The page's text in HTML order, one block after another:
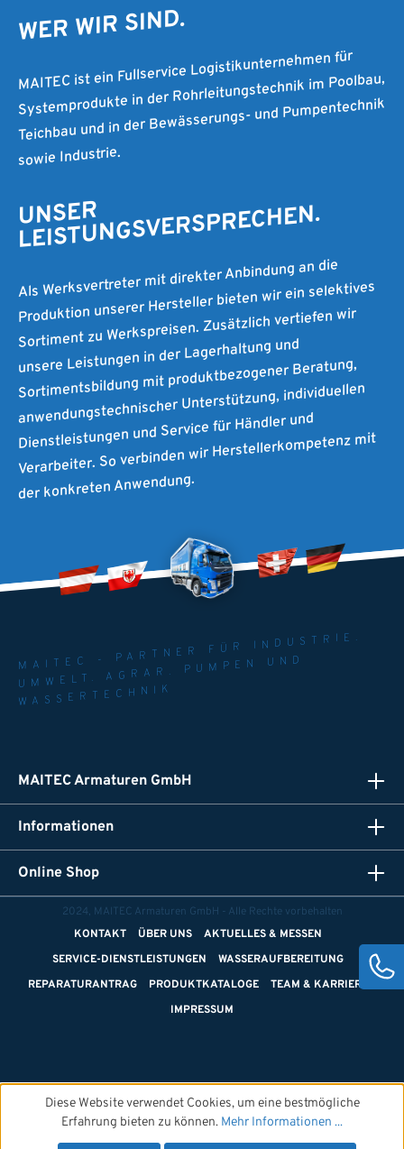
WER WIR SIND.
MAITEC ist ein Fullservice Logistikunternehmen für
Systemprodukte in der Rohrleitungstechnik im Poolbau,
Teichbau und in der Bewässerungs- und Pumpentechnik
sowie Industrie.
UNSER
LEISTUNGSVERSPRECHEN.
Als Werksvertreter mit direkter Anbindung an die
Produktion unserer Hersteller bieten wir ein selektives
Sortiment zu Werkspreisen. Zusätzlich vertiefen wir
unsere Leistungen in der Lagerhaltung und
Sortimentsbildung mit produktbezogener Beratung,
anwendungstechnischer Unterstützung, individuellen
Dienstleistungen und Service für Händler und
Verarbeiter. So verbinden wir Herstellerkompetenz mit
der konkreten Anwendung.
MAITEC - PARTNER FÜR INDUSTRIE.
UMWELT. AGRAR. PUMPEN UND
WASSERTECHNIK
MAITEC Armaturen GmbH
Informationen
Online Shop
2024, MAITEC Armaturen GmbH - Alle Rechte vorbehalten
KONTAKT
ÜBER UNS
AKTUELLES & MESSEN
SERVICE-DIENSTLEISTUNGEN
WASSERAUFBEREITUNG
REPARATURANTRAG
PRODUKTKATALOGE
TEAM & KARRIERE
IMPRESSUM
Diese Website verwendet Cookies, um eine bestmögliche
Erfahrung bieten zu können. Mehr Informationen ...